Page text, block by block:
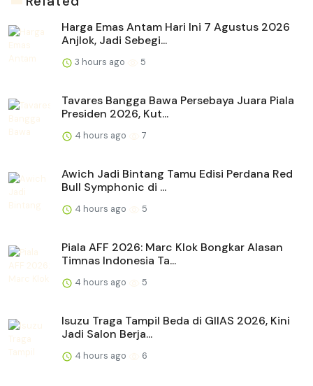
Harga Emas Antam Hari Ini 7 Agustus 2026
Anjlok, Jadi Sebegi...
3 hours ago 5
Tavares Bangga Bawa Persebaya Juara Piala
Presiden 2026, Kut...
4 hours ago 7
Awich Jadi Bintang Tamu Edisi Perdana Red
Bull Symphonic di ...
4 hours ago 5
Piala AFF 2026: Marc Klok Bongkar Alasan
Timnas Indonesia Ta...
4 hours ago 5
Isuzu Traga Tampil Beda di GIIAS 2026, Kini
Jadi Salon Berja...
4 hours ago 6